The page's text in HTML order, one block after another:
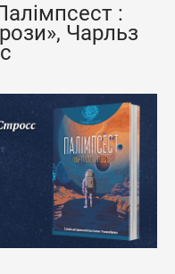
:
Чарльз